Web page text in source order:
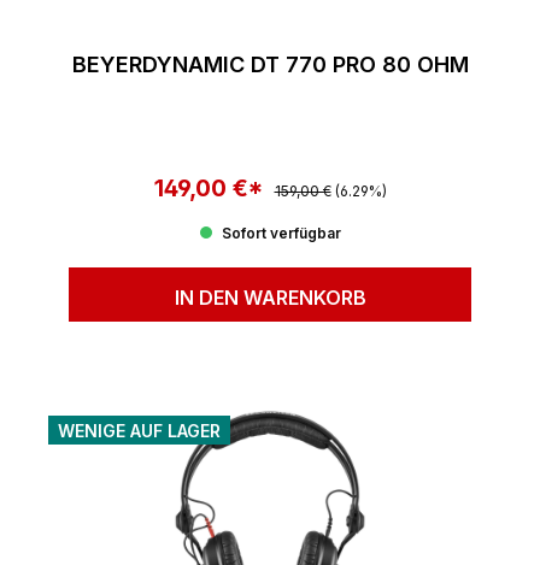
BEYERDYNAMIC DT 770 PRO 80 OHM
Verkaufspreis:
149,00 €* Regulärer Preis:
159,00 € (6.29%)
Sofort verfügbar
IN DEN WARENKORB
WENIGE AUF LAGER